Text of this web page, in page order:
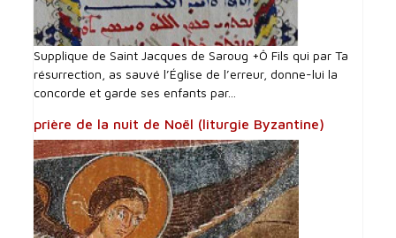
Supplique de Saint Jacques de Saroug +Ô Fils qui par Ta
résurrection, as sauvé l’Église de l’erreur, donne-lui la
concorde et garde ses enfants par...
prière de la nuit de Noël (liturgie Byzantine)